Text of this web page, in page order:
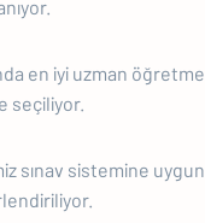
en iyi uzman
seçiliyor.
sınav sistemine